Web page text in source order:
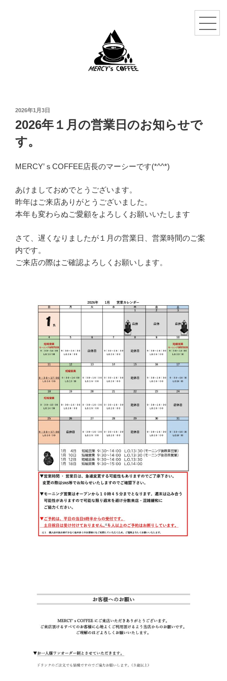
投
稿
日:
2026年1月3日
2026年１月の営業日のお知らせで
す。
MERCY’ｓCOFFEE店長のマーシーです(*^^*)
あけましておめでとうございます。
昨年はご来店ありがとうございました。
本年も変わらぬご愛顧をよろしくお願いいたします
さて、遅くなりましたが１月の営業日、営業時間のご案
内です。
ご来店の際はご確認よろしくお願いします。